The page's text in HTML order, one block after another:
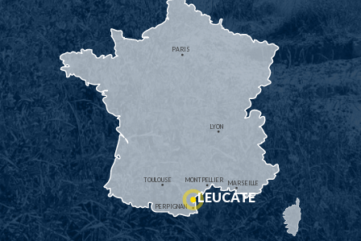
MONTPELLIER
PERPIGNAN
MARSEILLE
TOULOUSE
LYON
PARIS
LEUCATE